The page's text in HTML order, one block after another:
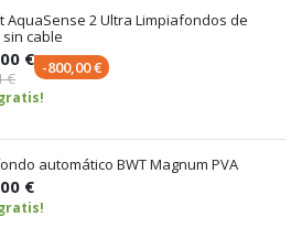
AquaSense 2 Ultra Limpiafondos de
cable
€
€
-800,00 €
automático BWT Magnum PVA
€